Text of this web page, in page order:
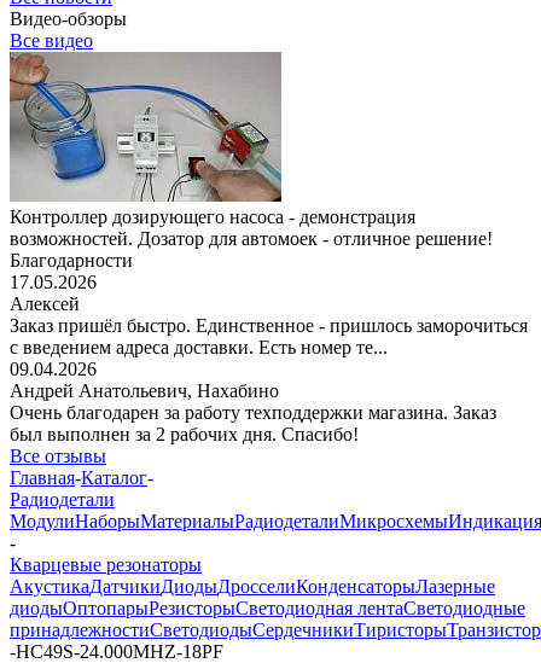
Видео-обзоры
Все видео
Контроллер дозирующего насоса - демонстрация
возможностей. Дозатор для автомоек - отличное решение!
Благодарности
17.05.2026
Алексей
Заказ пришёл быстро. Единственное - пришлось заморочиться
с введением адреса доставки. Есть номер те...
09.04.2026
Андрей Анатольевич, Нахабино
Очень благодарен за работу техподдержки магазина. Заказ
был выполнен за 2 рабочих дня. Спасибо!
Все отзывы
Главная-Каталог-
Радиодетали
МодулиНаборыМатериалыРадиодеталиМикросхемыИндикация
-
Кварцевые резонаторы
АкустикаДатчикиДиодыДросселиКонденсаторыЛазерные
диодыОптопарыРезисторыСветодиодная лентаСветодиодные
принадлежностиСветодиодыСердечникиТиристоры
-HC49S-24.000MHZ-18PF